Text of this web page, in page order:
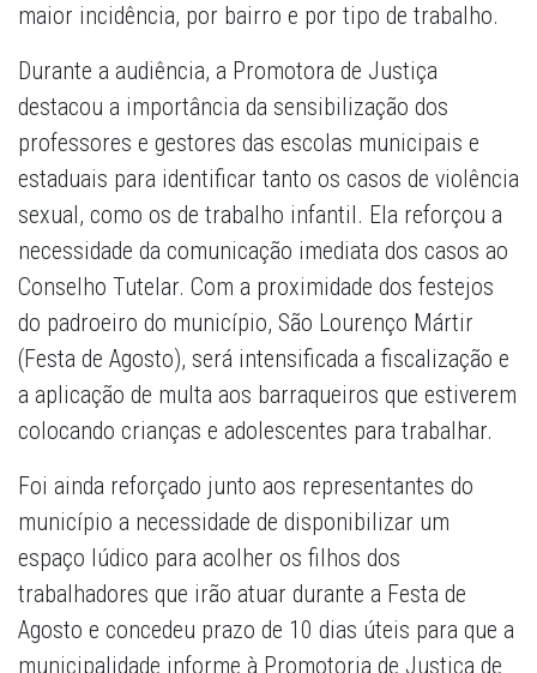
maior incidência, por bairro e por tipo de trabalho.
Durante a audiência, a Promotora de Justiça
destacou a importância da sensibilização dos
professores e gestores das escolas municipais e
estaduais para identificar tanto os casos de violência
sexual, como os de trabalho infantil. Ela reforçou a
necessidade da comunicação imediata dos casos ao
Conselho Tutelar. Com a proximidade dos festejos
do padroeiro do município, São Lourenço Mártir
(Festa de Agosto), será intensificada a fiscalização e
a aplicação de multa aos barraqueiros que estiverem
colocando crianças e adolescentes para trabalhar.
Foi ainda reforçado junto aos representantes do
município a necessidade de disponibilizar um
espaço lúdico para acolher os filhos dos
trabalhadores que irão atuar durante a Festa de
Agosto e concedeu prazo de 10 dias úteis para que a
municipalidade informe à Promotoria de Justiça de